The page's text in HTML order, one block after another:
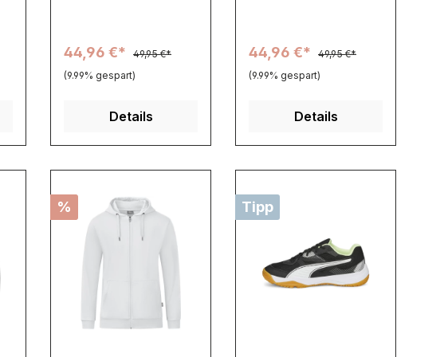
44,96 €*
49,95 €*
(9.99% gespart)
Details
44,96 €*
49,95 €*
(9.99% gespart)
Details
% Tipp